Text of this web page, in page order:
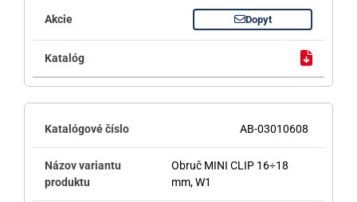
Dopyt
AB-03010608
Obruč MINI CLIP 16÷18
mm, W1